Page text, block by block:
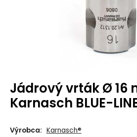
Jádrový vrták Ø 16
Karnasch BLUE-
Výrobca: Karnasch®